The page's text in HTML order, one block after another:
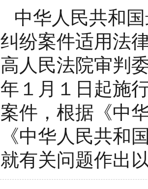
中华人民共和
纠纷案件适用法
高人民法院审判
年１月１日起施
案件，根据《中
《中华人民共和
就有关问题作出